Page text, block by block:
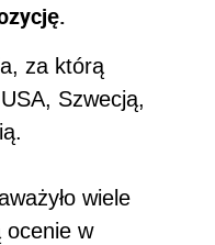
za którą
Szwecją,
wiele
ocenie w